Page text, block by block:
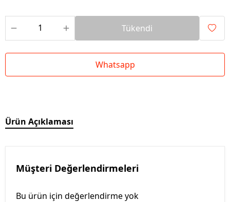
Tükendi
Whatsapp
Ürün Açıklaması
Müşteri Değerlendirmeleri
Bu ürün için değerlendirme yok